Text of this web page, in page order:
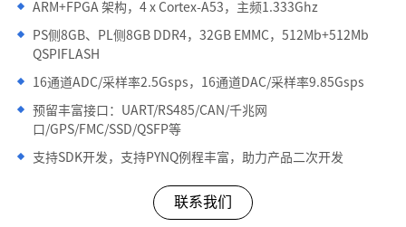
ARM+FPGA 架构，4 x Cortex-A53，主频1.333Ghz
PS侧8GB、PL侧8GB DDR4，32GB EMMC，512Mb+512Mb
QSPIFLASH
16通道ADC/采样率2.5Gsps，16通道DAC/采样率9.85Gsps
预留丰富接口：UART/RS485/CAN/千兆网
口/GPS/FMC/SSD/QSFP等
支持SDK开发，支持PYNQ例程丰富，助力产品二次开发
联系我们